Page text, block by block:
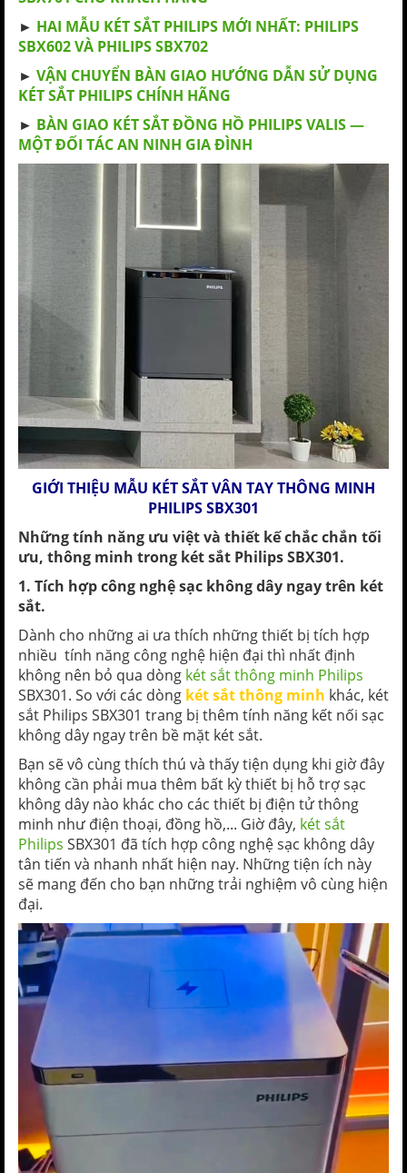
► HAI MẪU KÉT SẮT PHILIPS MỚI NHẤT: PHILIPS
SBX602 VÀ PHILIPS SBX702
► VẬN CHUYỂN BÀN GIAO HƯỚNG DẪN SỬ DỤNG
KÉT SẮT PHILIPS CHÍNH HÃNG
► BÀN GIAO KÉT SẮT ĐỒNG HỒ PHILIPS VALIS —
MỘT ĐỐI TÁC AN NINH GIA ĐÌNH
GIỚI THIỆU MẪU KÉT SẮT VÂN TAY THÔNG MINH
PHILIPS SBX301
Những tính năng ưu việt và thiết kế chắc chắn tối
ưu, thông minh trong két sắt PhilipsSBX301.
1. Tích hợp công nghệ sạc không dây ngay trên két
sắt.
Dành cho những ai ưa thích những thiết bị tích hợp
nhiều tính năng công nghệ hiện đại thì nhất định
không nên bỏ qua dòng két sắt thông minh Philips
SBX301. So với các dòng két sắt thông minh khác, két
sắt Philips SBX301 trang bị thêm tính năng kết nối sạc
không dây ngay trên bề mặt két sắt.
Bạn sẽ vô cùng thích thú và thấy tiện dụng khi giờ đây
không cần phải mua thêm bất kỳ thiết bị hỗ trợ sạc
không dây nào khác cho các thiết bị điện tử thông
minh như điện thoại, đồng hồ,... Giờ đây, két sắt
Philips SBX301 đã tích hợp công nghệ sạc không dây
tân tiến và nhanh nhất hiện nay. Những tiện ích này
sẽ mang đến cho bạn những trải nghiệm vô cùng hiện
đại.